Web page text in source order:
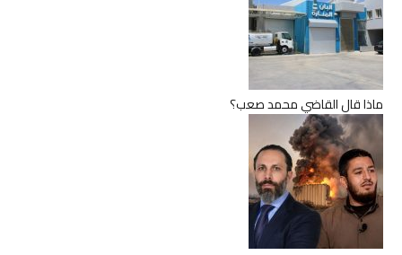
ماذا قال القاضي محمد صعب؟